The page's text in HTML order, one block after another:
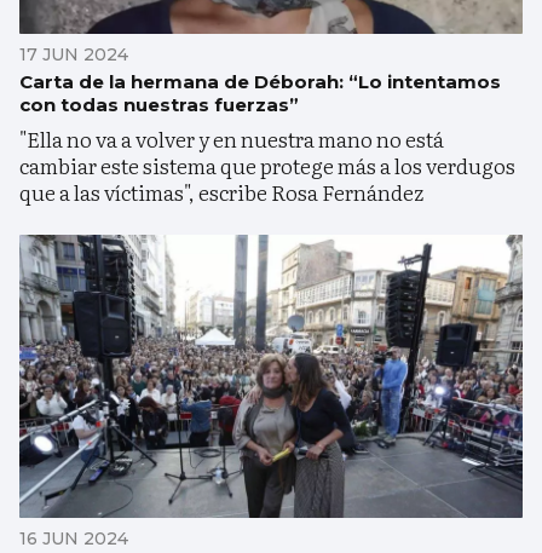
17 JUN 2024
Carta de la hermana de Déborah: “Lo intentamos
con todas nuestras fuerzas”
"Ella no va a volver y en nuestra mano no está
cambiar este sistema que protege más a los verdugos
que a las víctimas", escribe Rosa Fernández
16 JUN 2024